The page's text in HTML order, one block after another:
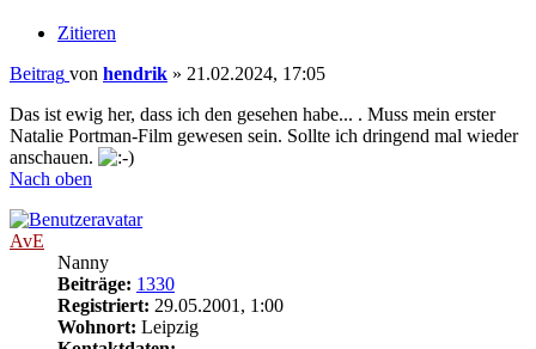
Zitieren
Beitrag von hendrik » 21.02.2024, 17:05
Das ist ewig her, dass ich den gesehen habe... . Muss mein erster
Natalie Portman-Film gewesen sein. Sollte ich dringend mal wieder
anschauen.
Nach oben
AvE
Nanny
Beiträge: 1330
Registriert: 29.05.2001, 1:00
Wohnort: Leipzig